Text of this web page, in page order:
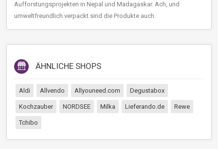
Aufforstungsprojekten in Nepal und Madagaskar. Ach, und
umweltfreundlich verpackt sind die Produkte auch.
ÄHNLICHE SHOPS
Aldi Allvendo Allyouneed.com Degustabox
Kochzauber NORDSEE Milka Lieferando.de Rewe
Tchibo